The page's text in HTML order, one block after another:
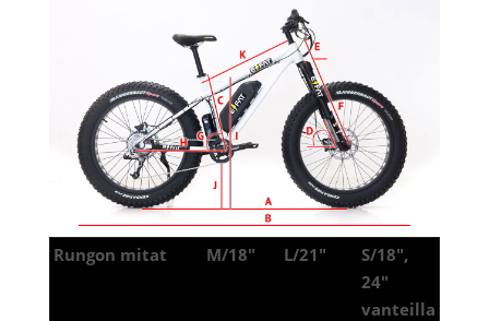
Rungon mitat M/18" L/21"
S/18",
24"
vanteilla